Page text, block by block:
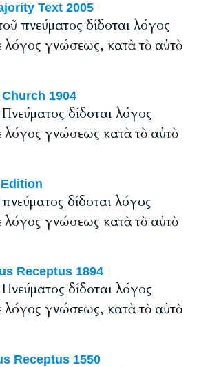
Text 2005
πνεύματος δίδοται λόγος
λόγος γνώσεως, κατὰ τὸ αὐτὸ
1904
Πνεύματος δίδοται λόγος
λόγος γνώσεως κατὰ τὸ αὐτὸ
πνεύματος δίδοται λόγος
λόγος γνώσεως κατὰ τὸ αὐτὸ
Receptus 1894
Πνεύματος δίδοται λόγος
λόγος γνώσεως, κατὰ τὸ αὐτὸ
Receptus 1550